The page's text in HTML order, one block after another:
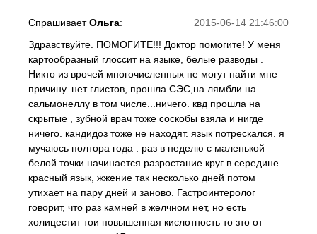
2015-06-14 21:46:00
СпрашиваетОльга:
Здравствуйте. ПОМОГИТЕ!!! Доктор помогите! У меня
картообразный глоссит на языке, белые разводы .
Никто из врочей многочисленных не могут найти мне
причину. нет глистов, прошла СЭС,на лямбли на
сальмонеллу в том числе...ничего. квд прошла на
скрытые , зубной врач тоже соскобы взяла и нигде
ничего. кандидоз тоже не находят. язык потрескался. я
мучаюсь полтора года . раз в неделю с маленькой
белой точки начинается разростание круг в середине
красный язык, жжение так несколько дней потом
утихает на пару дней и заново. Гастроинтеролог
говорит, что раз камней в желчном нет, но есть
холицестит тои повышенная кислотность то зто от